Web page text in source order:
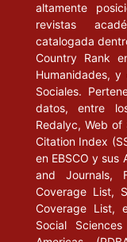
altamente
revistas
catalogada
Country Rank
Humanidades,
Sociales.
datos, entre
Redalyc, Web of
Citation Index
en EBSCO y sus
and Journals,
Coverage List,
Coverage List,
Social